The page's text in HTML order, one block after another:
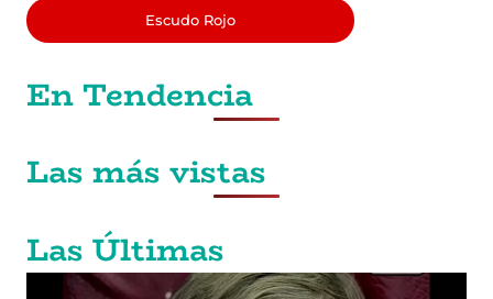
Escudo Rojo
En Tendencia
Las más vistas
Las Últimas